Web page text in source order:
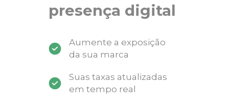
presença digital
Aumente a exposição
da sua marca
Suas taxas atualizadas
em tempo real